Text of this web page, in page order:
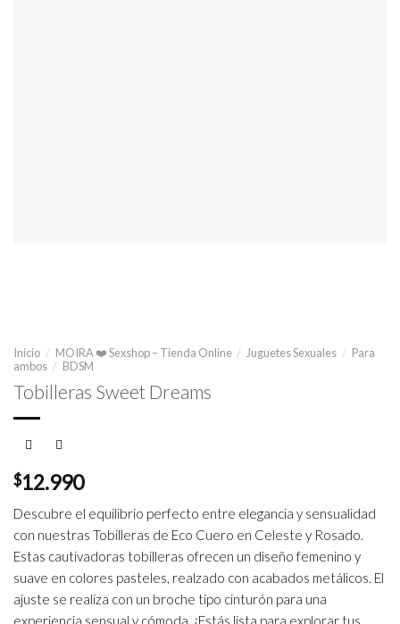
Inicio / MOIRA ❤️ Sexshop – Tienda Online / Juguetes Sexuales / Para
ambos / BDSM
Tobilleras Sweet Dreams
$12.990
Descubre el equilibrio perfecto entre elegancia y sensualidad
con nuestras Tobilleras de Eco Cuero en Celeste y Rosado.
Estas cautivadoras tobilleras ofrecen un diseño femenino y
suave en colores pasteles, realzado con acabados metálicos. El
ajuste se realiza con un broche tipo cinturón para una
experiencia sensual y cómoda. ¿Estás lista para explorar tus